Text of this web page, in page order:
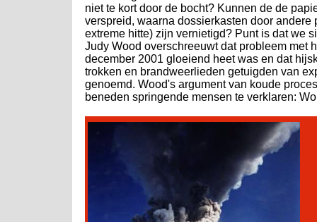
niet te kort door de bocht? Kunnen de de
verspreid, waarna dossierkasten door
extreme hitte) zijn vernietigd? Punt is dat we
Judy Wood overschreeuwt dat probleem met
december 2001 gloeiend heet was en dat
trokken en brandweerlieden getuigden van
genoemd. Wood's argument van koude
beneden springende mensen te verklaren: